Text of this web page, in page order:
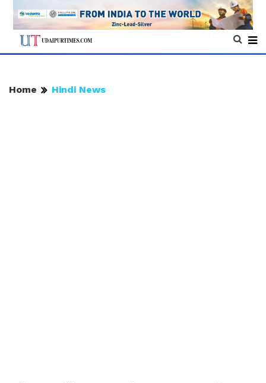
Home Hindi News